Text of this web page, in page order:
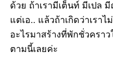
ด้วย ถ้าเรามีเต็นท์ มีเปล
แต่เอ.. แล้วถ้าเกิดว่าเราไ
อะไรมาสร้างที่พักชั่วคราว
ตามนี้เลยค่ะ